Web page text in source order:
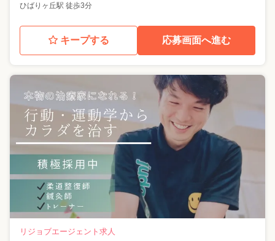
ひばりヶ丘駅 徒歩3分
キープする 応募画面へ進む
リジョブエージェント求人